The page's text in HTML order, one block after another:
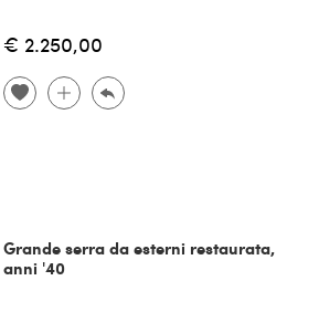
€ 2.250,00
Grande serra da esterni restaurata,
anni '40